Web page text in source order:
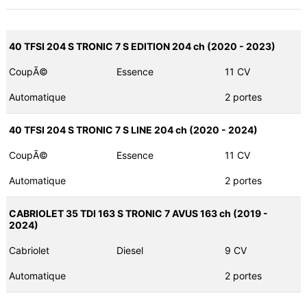
40 TFSI 204 S TRONIC 7 S EDITION 204 ch (2020 - 2023)
CoupÃ© Essence 11 CV
Automatique 2 portes
40 TFSI 204 S TRONIC 7 S LINE 204 ch (2020 - 2024)
CoupÃ© Essence 11 CV
Automatique 2 portes
CABRIOLET 35 TDI 163 S TRONIC 7 AVUS 163 ch (2019 -
2024)
Cabriolet Diesel 9 CV
Automatique 2 portes